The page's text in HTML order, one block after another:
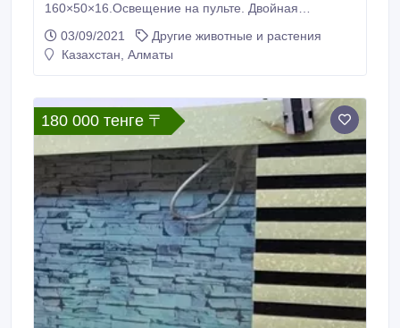
160×50×16.Освещение на пульте. Двойная
не читаю.!!.
03/09/2021
Другие животные и растения
Казахстан, Алматы
180 000 тенге 〒